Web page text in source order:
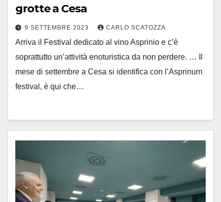
grotte a Cesa
9 SETTEMBRE 2023 CARLO SCATOZZA
Arriva il Festival dedicato al vino Asprinio e c’è
soprattutto un’attività enoturistica da non perdere. … Il
mese di settembre a Cesa si identifica con l’Asprinum
festival, è qui che…